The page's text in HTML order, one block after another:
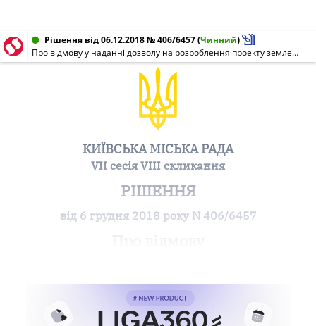
Рішення від 06.12.2018 № 406/6457(Чинний)
Про відмову у наданні дозволу на розроблення проекту землеустрою щодо відведення земельної ділянки громадянці Петриченко Галині Федорівні на перетині Мінського проспекту та Окружної дороги в Оболонському районі м. Києва для будівництва та обслуговування жилого будинку, господарських будівель і споруд
КИЇВСЬКА МІСЬКА РАДА
VII сесія VIII скликання
РІШЕННЯ
від 6 грудня 2018 року N 406/6457